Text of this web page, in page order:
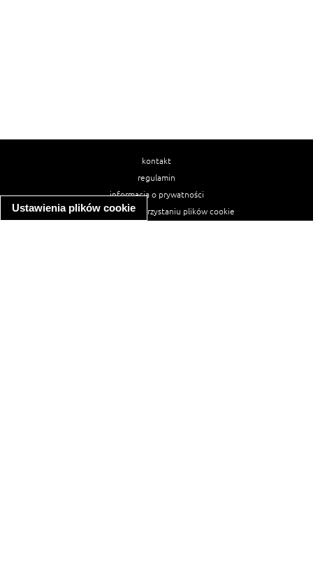
Ustawienia plików cookie
kontakt
regulamin
informacja o prywatności
informacja o wykorzystaniu plików cookie